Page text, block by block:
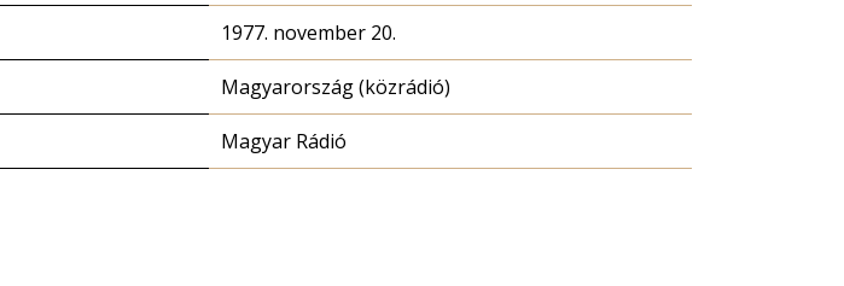
1977. november 20.
Magyarország (közrádió)
Magyar Rádió